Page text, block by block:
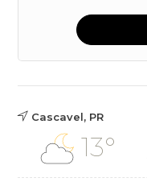
Cascavel, PR
13°